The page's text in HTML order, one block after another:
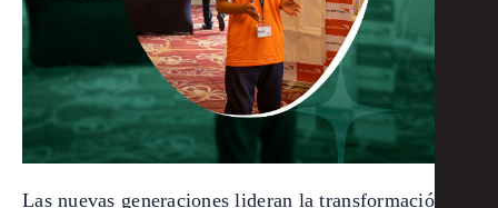
Las nuevas generaciones lideran la transformación de